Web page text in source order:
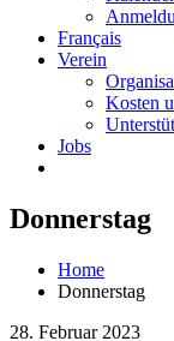
Français
Verein
Kosten
Jobs
Donnerstag
Home
Donnerstag
28. Februar 2023